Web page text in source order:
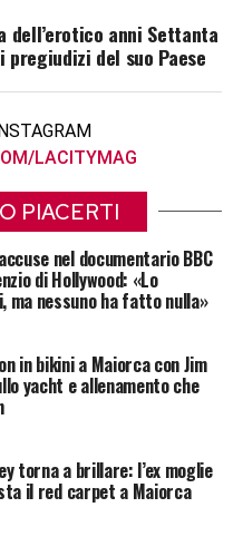
dell’erotico anni Settanta
del suo Paese
LACITYMAG
PIACERTI
nel documentario BBC
di Hollywood: «Lo
ma nessuno ha fatto nulla»
in bikini a Maiorca con Jim
yacht e allenamento che
torna a brillare: l’ex moglie
il red carpet a Maiorca